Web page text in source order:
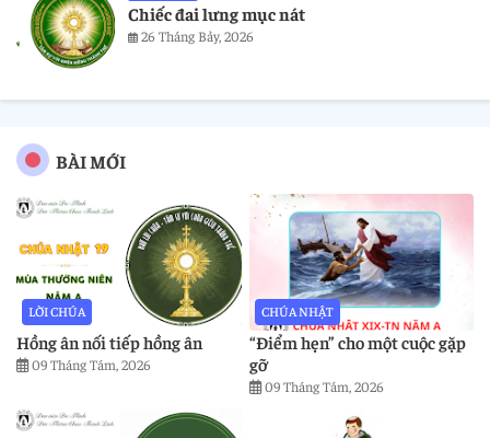
Chiếc đai lưng mục nát
26 Tháng Bảy, 2026
BÀI MỚI
LỜI CHÚA
Hồng ân nối tiếp hồng ân
09 Tháng Tám, 2026
CHÚA NHẬT
“Điểm hẹn” cho một cuộc gặp
gỡ
09 Tháng Tám, 2026